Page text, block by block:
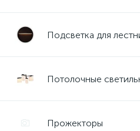
Подсветка для
Потолочные
Прожекторы